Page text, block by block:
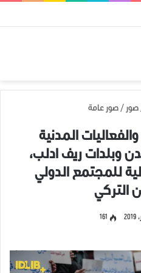
النظام وميليشياته
صور / صور عامة
المدنية
وبلدات ريف ادلب،
للمجتمع الدولي
التركي
161